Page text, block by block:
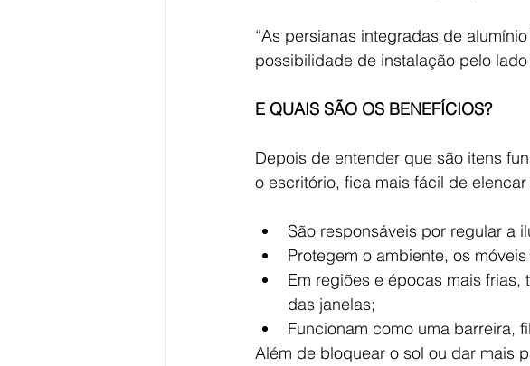
“As persianas integradas de
possibilidade de instalação pelo
E QUAIS SÃO OS BENEFÍCIOS?
Depois de entender que são itens
o escritório, fica mais fácil de
São responsáveis por regular a
Protegem o ambiente, os
Em regiões e épocas mais
das janelas;
Funcionam como uma barreira,
Além de bloquear o sol ou dar mais